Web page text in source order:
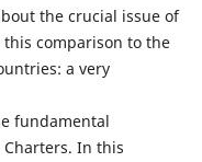
the crucial issue of
comparison to the
a very
fundamental
In this